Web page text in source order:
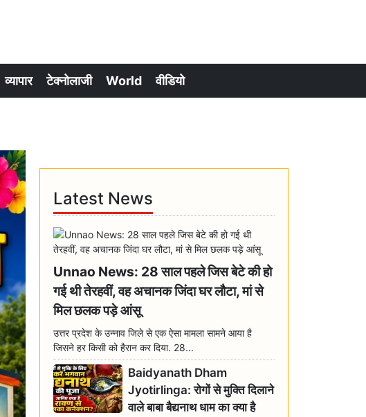
व्यापार टेक्नोलाजी World वीडियो
Latest News
Unnao News: 28 साल पहले जिस बेटे की हो
गई थी तेरहवीं, वह अचानक जिंदा घर लौटा, मां से
मिल छलक पड़े आंसू
उत्तर प्रदेश के उन्नाव जिले से एक ऐसा मामला सामने आया है
जिसने हर किसी को हैरान कर दिया. 28...
Baidyanath Dham
Jyotirlinga: रोगों से मुक्ति दिलाने
वाले बाबा बैद्यनाथ धाम का क्या है